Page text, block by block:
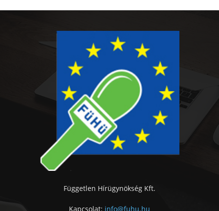
Független Hírügynökség Kft.
Kapcsolat: info@fuhu.hu